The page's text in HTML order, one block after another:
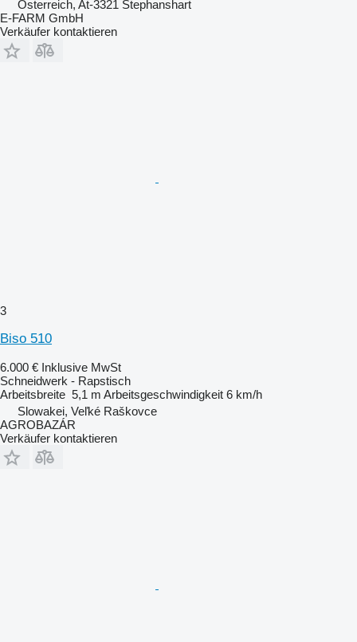
Österreich, At-3321 Stephanshart
E-FARM GmbH
Verkäufer kontaktieren
3
Biso 510
6.000 € Inklusive MwSt
Schneidwerk - Rapstisch
Arbeitsbreite 5,1 m Arbeitsgeschwindigkeit 6 km/h
Slowakei, Veľké Raškovce
AGROBAZÁR
Verkäufer kontaktieren